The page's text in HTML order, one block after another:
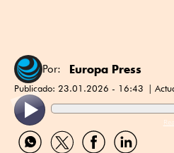
Por: Europa Press
Publicado: 23.01.2026 - 16:43
Compartir
por
Compartir
por
Compartir
por
Compartir
por